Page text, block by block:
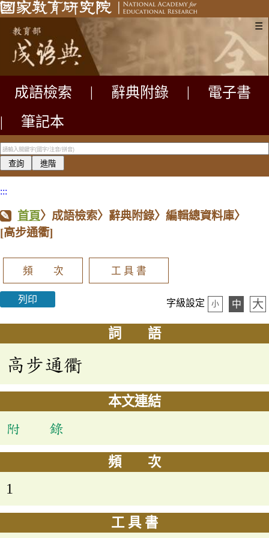
☰
成語檢索 辭典附錄
電子書
|
筆記本
:::
首頁〉成語檢索〉辭典附錄〉編輯總資料庫〉
[高步通衢]
頻 次 工 具 書
列印 字級設定 小 中 大
詞 語
高步通衢
本文連結
附 錄
頻 次
1
工 具 書